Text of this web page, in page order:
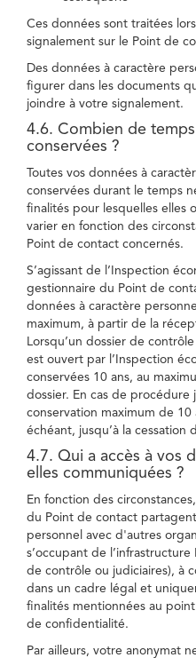
Ces données sont traitées
signalement sur le Point de
Des données à caractère
figurer dans les documents
joindre à votre signalement.
4.6. Combien de
conservées ?
Toutes vos données à
conservées durant le temps
finalités pour lesquelles elles
varier en fonction des
Point de contact concernés.
S’agissant de l’Inspection
gestionnaire du Point de
données à caractère
maximum, à partir de la
Lorsqu’un dossier de
est ouvert par l’Inspection
conservées 10 ans, au
dossier. En cas de procédure
conservation maximum de 10
échéant, jusqu’à la
4.7. Qui a accès à vos
elles communiquées ?
En fonction des
du Point de contact
personnel avec d'autres
s’occupant de
de contrôle ou judiciaires), à
dans un cadre légal et
finalités mentionnées au
de confidentialité.
Par ailleurs, votre anonymat